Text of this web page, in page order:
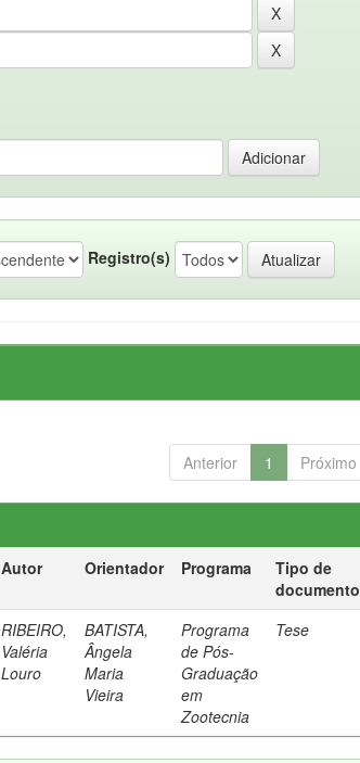
Registro(s)
Anterior 1 Próximo
Autor Orientador Programa
Tipo de
documento
RIBEIRO,
Valéria
Louro
BATISTA,
Ângela
Maria
Vieira
Programa
de Pós-
Graduação
em
Zootecnia
Tese